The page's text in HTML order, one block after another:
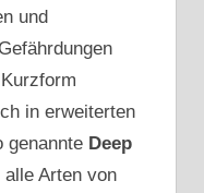
und
in erweiterten
genannte Deep
Arten von